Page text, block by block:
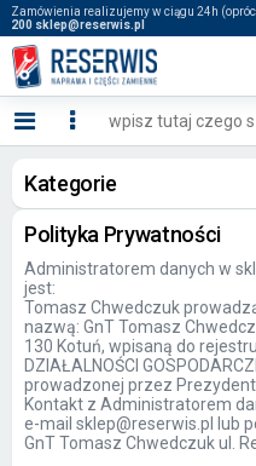
Zamówienia realizujemy w ciągu 24h
200 sklep@reserwis.pl
Kategorie
Polityka Prywatności
Administratorem danych w
jest:
Tomasz Chwedczuk
nazwą: GnT Tomasz
130 Kotuń, wpisaną do
DZIAŁALNOŚCI
prowadzonej przez
Kontakt z Administratorem
e-mail sklep@reserwis.pl lub
GnT Tomasz Chwedczuk ul.